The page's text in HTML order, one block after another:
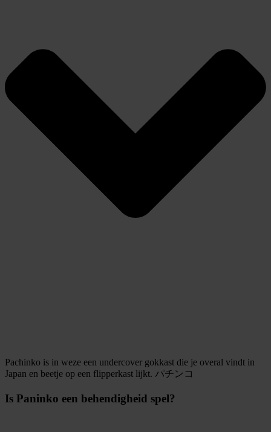
Pachinko is in weze een undercover gokkast die je overal vindt in
Japan en beetje op een flipperkast lijkt. パチンコ
Is Paninko een behendigheid spel?